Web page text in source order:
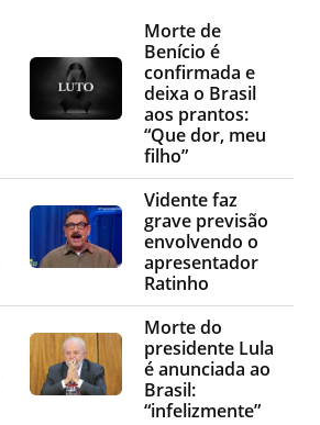
Morte de
Benício é
confirmada e
deixa o Brasil
aos prantos:
“Que dor, meu
filho”
Vidente faz
grave previsão
envolvendo o
apresentador
Ratinho
Morte do
presidente Lula
é anunciada ao
Brasil:
“infelizmente”